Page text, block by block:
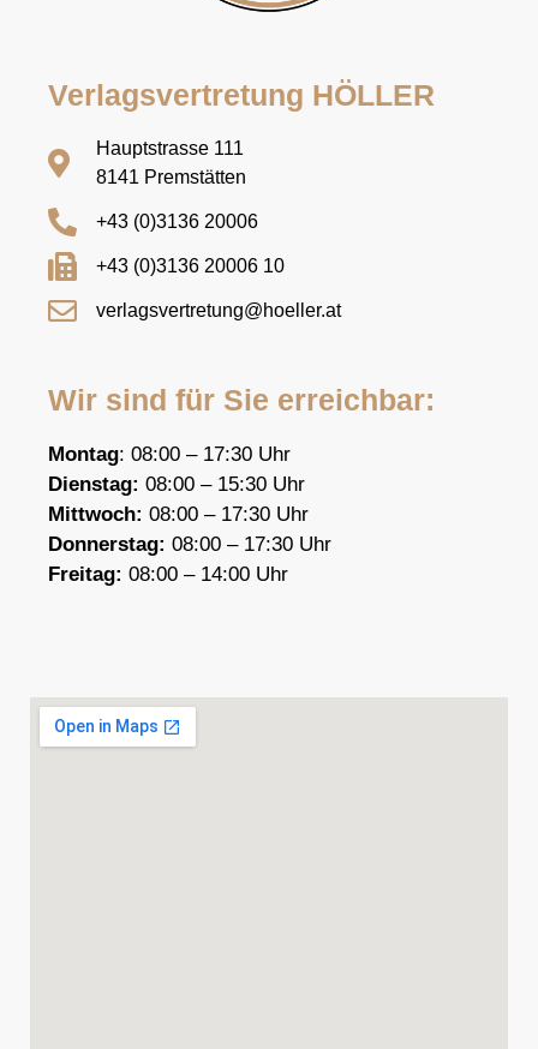
Verlagsvertretung HÖLLER
Hauptstrasse 111
8141 Premstätten
+43 (0)3136 20006
+43 (0)3136 20006 10
verlagsvertretung@hoeller.at
Wir sind für Sie erreichbar:
Montag: 08:00 – 17:30 Uhr
Dienstag: 08:00 – 15:30 Uhr
Mittwoch: 08:00 – 17:30 Uhr
Donnerstag: 08:00 – 17:30 Uhr
Freitag: 08:00 – 14:00 Uhr